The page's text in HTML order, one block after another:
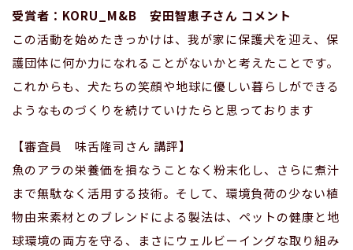
受賞者：KORU_M&B 安田智恵子さん コメント
この活動を始めたきっかけは、我が家に保護犬を迎え、保
護団体に何か力になれることがないかと考えたことです。
これからも、犬たちの笑顔や地球に優しい暮らしができる
ようなものづくりを続けていけたらと思っております
【審査員 味舌隆司さん 講評】
魚のアラの栄養価を損なうことなく粉末化し、さらに煮汁
まで無駄なく活用する技術。そして、環境負荷の少ない植
物由来素材とのブレンドによる製法は、ペットの健康と地
球環境の両方を守る、まさにウェルビーイングな取り組み